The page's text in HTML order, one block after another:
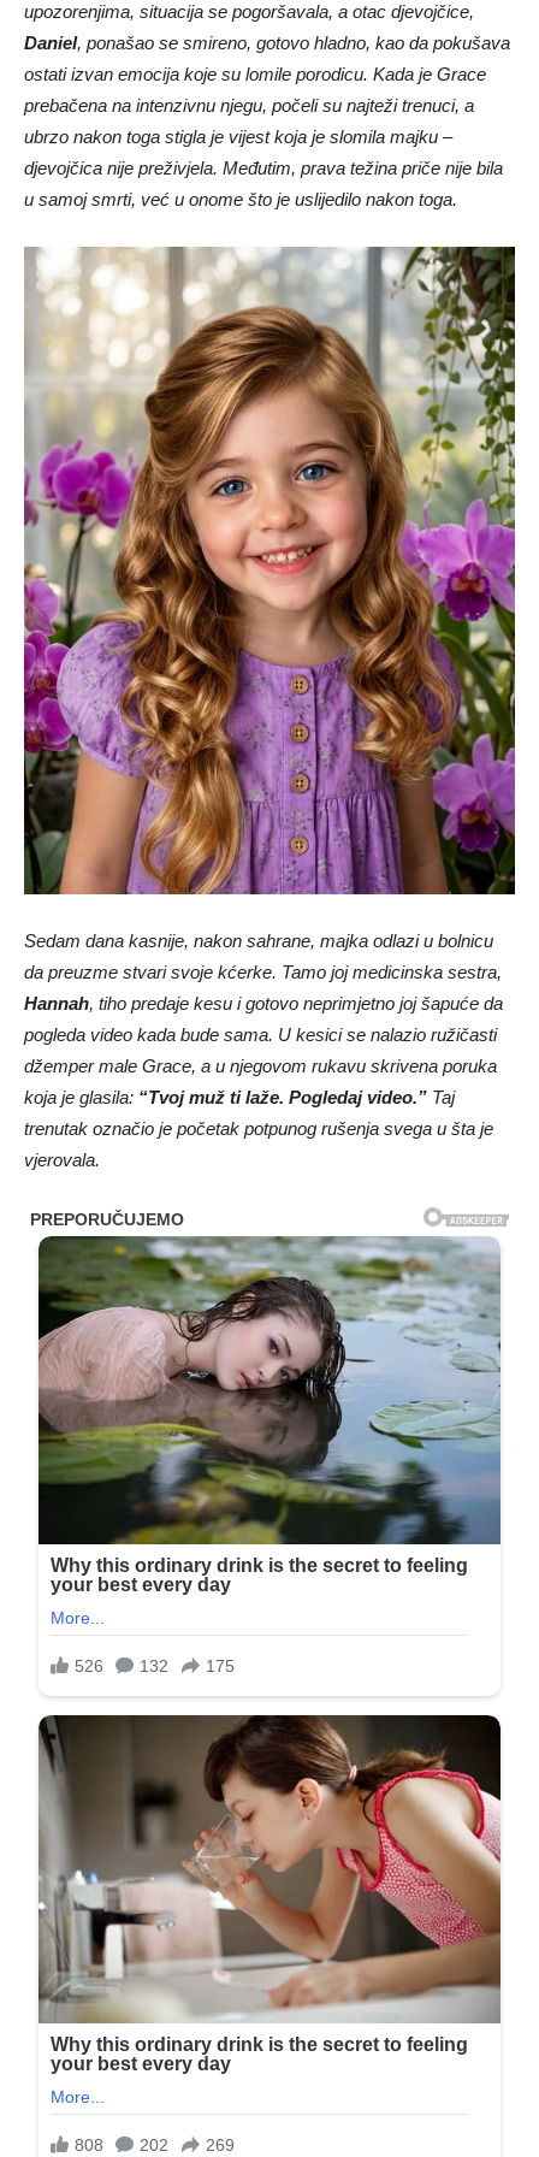
upozorenjima, situacija se pogoršavala, a otac djevojčice,
Daniel, ponašao se smireno, gotovo hladno, kao da pokušava
ostati izvan emocija koje su lomile porodicu. Kada je Grace
prebačena na intenzivnu njegu, počeli su najteži trenuci, a
ubrzo nakon toga stigla je vijest koja je slomila majku –
djevojčica nije preživjela. Međutim, prava težina priče nije bila
u samoj smrti, već u onome što je uslijedilo nakon toga.
Sedam dana kasnije, nakon sahrane, majka odlazi u bolnicu
da preuzme stvari svoje kćerke. Tamo joj medicinska sestra,
Hannah, tiho predaje kesu i gotovo neprimjetno joj šapuće da
pogleda video kada bude sama. U kesici se nalazio ružičasti
džemper male Grace, a u njegovom rukavu skrivena poruka
koja je glasila: “Tvoj muž ti laže. Pogledaj video.” Taj
trenutak označio je početak potpunog rušenja svega u šta je
vjerovala.